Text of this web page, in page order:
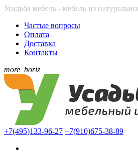
Усадьба мебель - мебель из
Частые вопросы
Оплата
Доставка
Контакты
more_horiz
+7(495)133-96-27 +7(910)675-38-89